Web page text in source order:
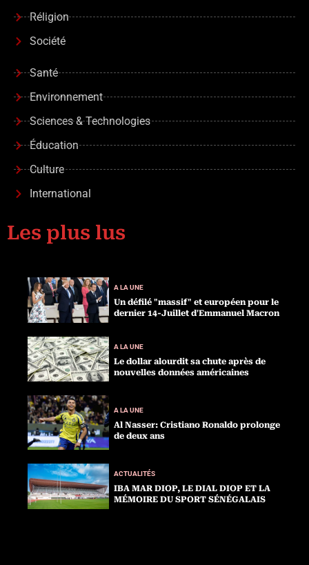
Réligion
Société
Santé
Environnement
Sciences & Technologies
Éducation
Culture
International
Les plus lus
A LA UNE
Un défilé "massif" et européen pour le
dernier 14-Juillet d'Emmanuel Macron
A LA UNE
Le dollar alourdit sa chute après de
nouvelles données américaines
A LA UNE
Al Nasser: Cristiano Ronaldo prolonge
de deux ans
ACTUALITÉS
IBA MAR DIOP, LE DIAL DIOP ET LA
MÉMOIRE DU SPORT SÉNÉGALAIS